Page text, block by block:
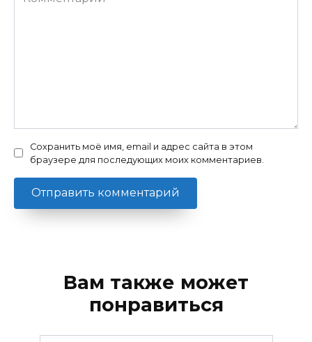
Сохранить моё имя, email и адрес сайта в этом
браузере для последующих моих комментариев.
Вам также может
понравиться